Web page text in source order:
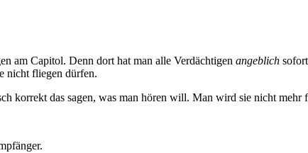
am Capitol. Denn dort hat man alle Verdächtigen angeblich
nicht fliegen dürfen.
korrekt das sagen, was man hören will. Man wird sie nicht mehr